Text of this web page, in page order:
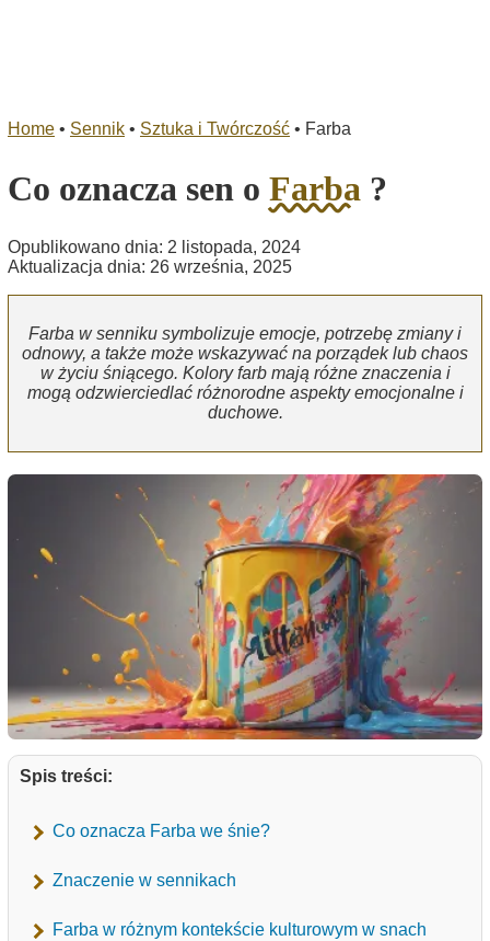
Home • Sennik • Sztuka i Twórczość • Farba
Co oznacza sen o Farba ?
Opublikowano dnia: 2 listopada, 2024
Aktualizacja dnia: 26 września, 2025
Farba w senniku symbolizuje emocje, potrzebę zmiany i
odnowy, a także może wskazywać na porządek lub chaos
w życiu śniącego. Kolory farb mają różne znaczenia i
mogą odzwierciedlać różnorodne aspekty emocjonalne i
duchowe.
Spis treści:
Co oznacza Farba we śnie?
Znaczenie w sennikach
Farba w różnym kontekście kulturowym w snach